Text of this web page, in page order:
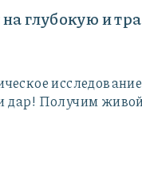
глубокую и
дар! Получим